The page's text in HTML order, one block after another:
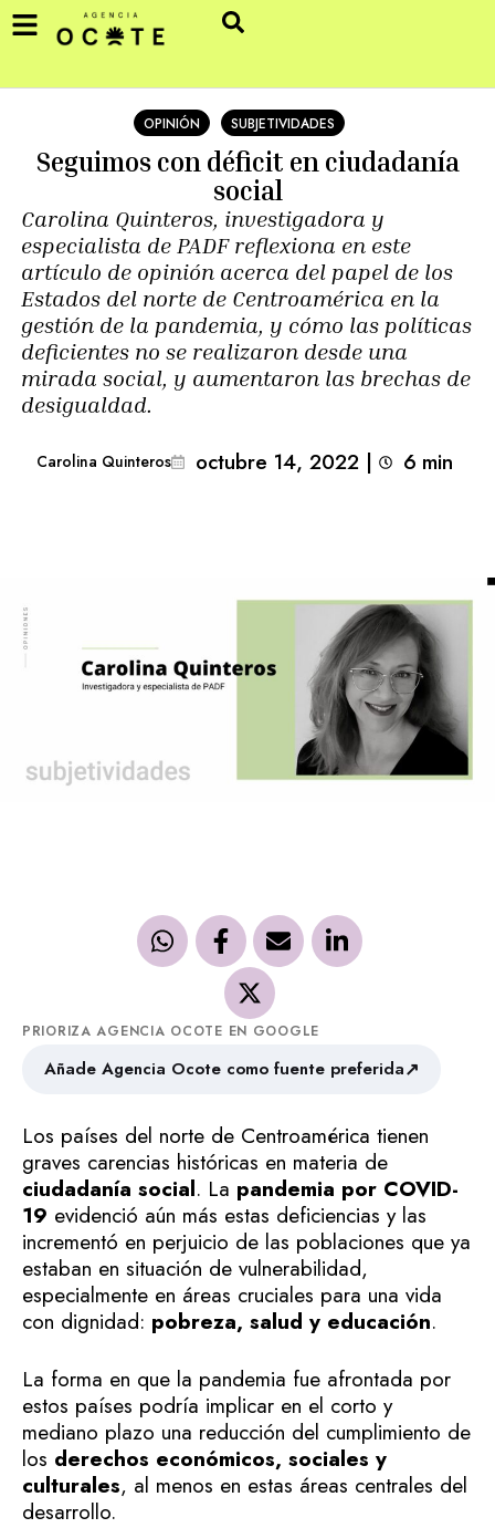
OPINIÓN SUBJETIVIDADES
Seguimos con déficit en ciudadanía
social
Carolina Quinteros, investigadora y
especialista de PADF reflexiona en este
artículo de opinión acerca del papel de los
Estados del norte de Centroamérica en la
gestión de la pandemia, y cómo las políticas
deficientes no se realizaron desde una
mirada social, y aumentaron las brechas de
desigualdad.
Carolina Quinteros octubre 14, 2022 | 6 min
PRIORIZA AGENCIA OCOTE EN GOOGLE
Añade Agencia Ocote como fuente preferida↗
Los países del norte de Centroamérica tienen
graves carencias históricas en materia de
ciudadanía social. La pandemia por COVID-
19 evidenció aún más estas deficiencias y las
incrementó en perjuicio de las poblaciones que ya
estaban en situación de vulnerabilidad,
especialmente en áreas cruciales para una vida
con dignidad: pobreza, salud y educación.
La forma en que la pandemia fue afrontada por
estos países podría implicar en el corto y
mediano plazo una reducción del cumplimiento de
los derechos económicos, sociales y
culturales, al menos en estas áreas centrales del
desarrollo.